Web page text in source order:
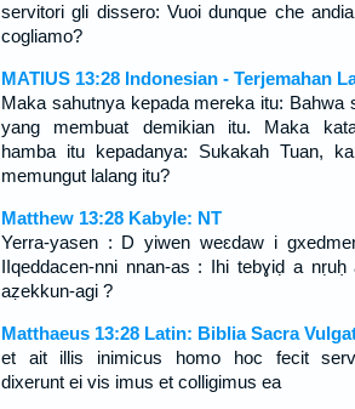
servitori gli dissero: Vuoi dunque che
cogliamo?
MATIUS 13:28 Indonesian - Terjemahan
Maka sahutnya kepada mereka itu: Bahwa
yang membuat demikian itu. Maka
hamba itu kepadanya: Sukakah Tuan,
memungut lalang itu?
Matthew 13:28 Kabyle: NT
Yerra-yasen : D yiwen weɛdaw i
IIqeddacen-nni nnan-as : Ihi tebɣiḍ a nṛuḥ
aẓekkun-agi ?
Matthaeus 13:28 Latin: Biblia Sacra
et ait illis inimicus homo hoc fecit
dixerunt ei vis imus et colligimus ea